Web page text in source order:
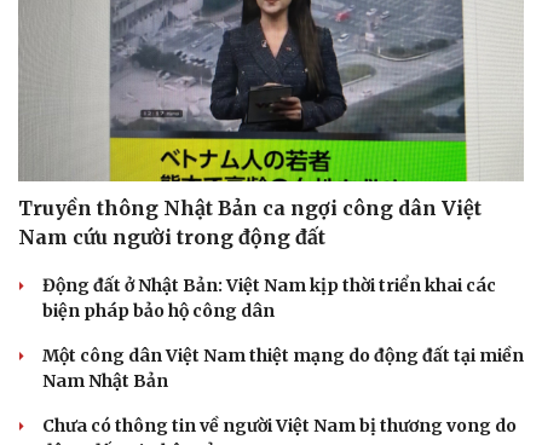
Doanh nghiệp
Công nghệ
Truyền thông Nhật Bản ca ngợi công dân Việt
Nam cứu người trong động đất
Động đất ở Nhật Bản: Việt Nam kịp thời triển khai các
biện pháp bảo hộ công dân
Một công dân Việt Nam thiệt mạng do động đất tại miền
Nam Nhật Bản
Chưa có thông tin về người Việt Nam bị thương vong do